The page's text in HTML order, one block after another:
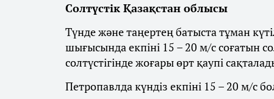
Солтүстік Қазақстан облысы
Түнде және таңертең батыста тұман
шығысында екпіні 15 – 20 м/с соғатын
солтүстігінде жоғары өрт қаупі
Петропавлда күндіз екпіні 15 – 20 м/с